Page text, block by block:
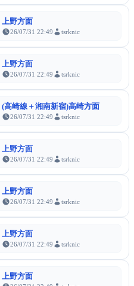
上野方面
26/07/31 22:49 tsrknic
上野方面
26/07/31 22:49 tsrknic
(高崎線＋湘南新宿)高崎方面
26/07/31 22:49 tsrknic
上野方面
26/07/31 22:49 tsrknic
上野方面
26/07/31 22:49 tsrknic
上野方面
26/07/31 22:49 tsrknic
上野方面